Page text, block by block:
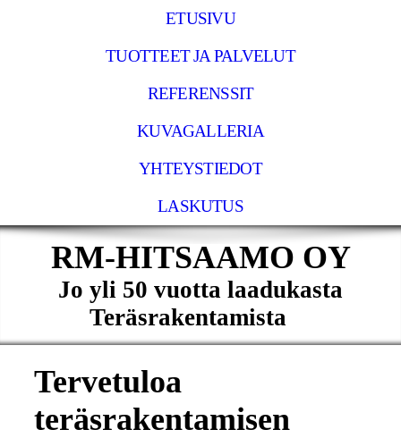
ETUSIVU
TUOTTEET JA PALVELUT
REFERENSSIT
KUVAGALLERIA
YHTEYSTIEDOT
LASKUTUS
RM-HITSAAMO OY
Jo yli 50 vuotta laadukasta
Teräsrakentamista
Tervetuloa
teräsrakentamisen